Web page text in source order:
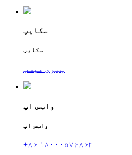
سکایپ
سکایپ
ټیری.هیسټ
واټس اپ
واټس اپ
+۸۶ ۱۸۰۰۰۵۷۴۸۶۳